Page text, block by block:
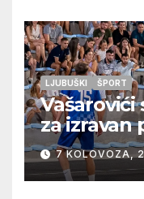
LJUBUŠKI ŠPORT
Vašarovići
za izravan
prolazak
večeras
7 KOLOVOZA,